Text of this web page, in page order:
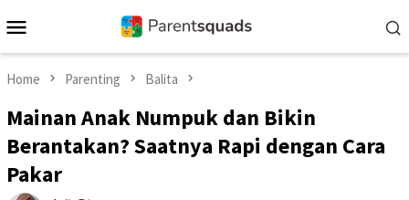
to
Menu
Home Parenting Balita
Mainan Anak Numpuk dan Bikin
Berantakan? Saatnya Rapi dengan Cara
Pakar